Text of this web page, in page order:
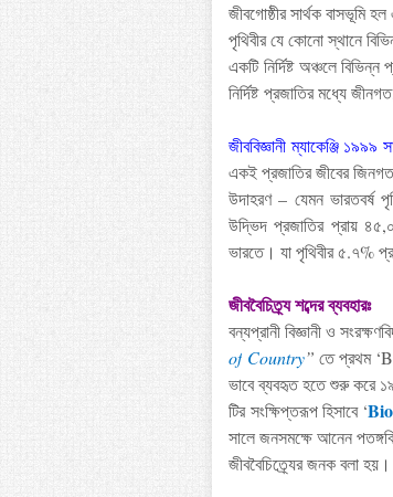
জীবগোষ্ঠীরসার্থকবাসভূমিহল
পৃথিবীরযেকোনোস্থানে
একটি নির্দিষ্টঅঞ্চলেবিভিন্ন
নির্দিষ্ট প্রজাতিরমধ্যেজীনগত
জীববিজ্ঞানী ম্যাকেঞ্জি ১৯৯৯
একইপ্রজাতিরজীবেরজিনগত
উদাহরণ– যেমন ভারতবর্ষ
উদ্ভিদ প্রজাতির প্রায়
ভারতে। যা পৃথিবীর ৫.৭%
জীববৈচিত্র্যশব্দেরব্যবহারঃ
বন্যপ্রানীবিজ্ঞানীও
of Country” তে প্রথম ‘
ভাবে ব্যবহৃত হতে শুরু করে
টিরসংক্ষিপ্তরূপ হিসাবে ‘
সালে জনসমক্ষে আনেন
জীববৈচিত্র্যেরজনকবলাহয় ।